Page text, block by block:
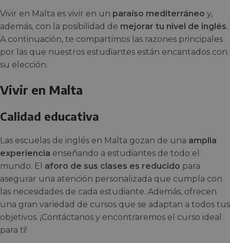
Vivir en Malta es vivir en un paraíso mediterráneo y,
además, con la posibilidad de mejorar tu nivel de inglés.
A continuación, te compartimos las razones principales
por las que nuestros estudiantes están encantados con
su elección.
Vivir en Malta
Calidad educativa
Las escuelas de inglés en Malta gozan de una amplia
experiencia enseñando a estudiantes de todo el
mundo. El aforo de sus clases es reducido para
asegurar una atención personalizada que cumpla con
las necesidades de cada estudiante. Además, ofrecen
una gran variedad de cursos que se adaptan a todos tus
objetivos. ¡Contáctanos y encontraremos el curso ideal
para ti!